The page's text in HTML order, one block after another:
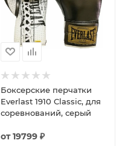
Боксерские перчатки
Everlast 1910 Classic, для
соревнований, серый
от19799 ₽